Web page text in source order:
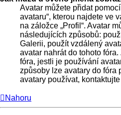
Avatar můžete přidat
avataru“, kterou najdete ve
na záložce „Profil“. Avatar
následujících způsobů:
Galerii, použít vzdálený
avatar nahrát do tohoto
fóra, jestli je používání
způsoby lze avatary do fóra
avatary používat,
Nahoru